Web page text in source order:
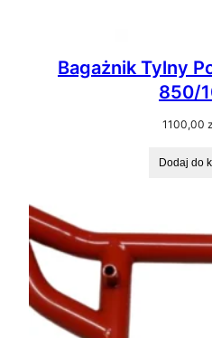
Bagażnik Tylny
850/
1100,00
Dodaj do